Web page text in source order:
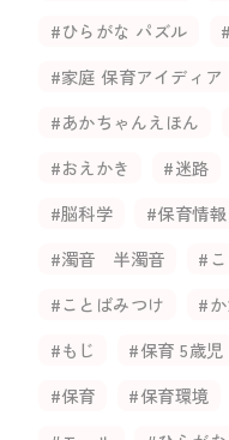
#ひらがな パズル
#家庭 保育アイディア
#あかちゃんえほん
#おえかき
#迷路
#脳科学
#保育情報
#濁音 半濁音
#
#ことばみつけ
#
#もじ
#保育 5歳児
#保育
#保育環境